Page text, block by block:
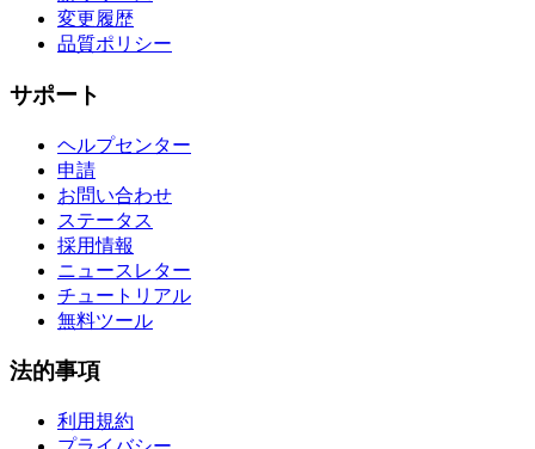
変更履歴
品質ポリシー
サポート
ヘルプセンター
申請
お問い合わせ
ステータス
採用情報
ニュースレター
チュートリアル
無料ツール
法的事項
利用規約